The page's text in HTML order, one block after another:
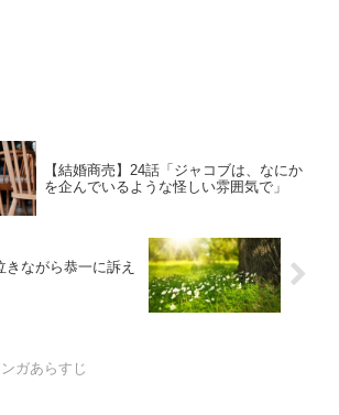
【結婚商売】24話「ジャコブは、なにか
を企んでいるような怪しい雰囲気で」
ながら恭一に訴え
ガあらすじ